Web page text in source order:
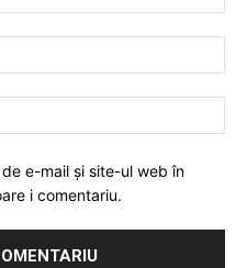
e-mail și site-ul web în
i comentariu.